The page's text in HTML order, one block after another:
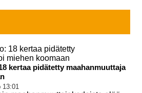
kertaa pidätetty maahanmuuttaja
13:01